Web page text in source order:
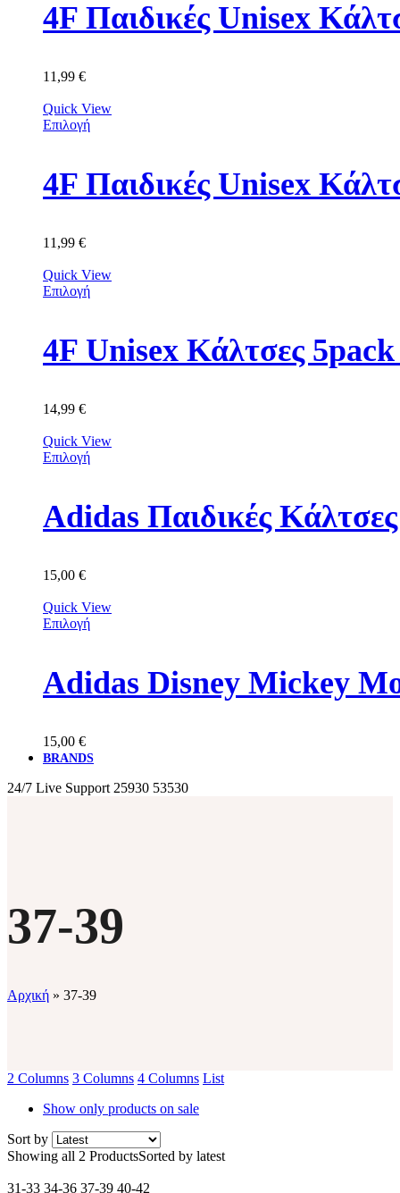
11,99 €
Quick View
Επιλογή
4F Παιδικές Unisex
11,99 €
Quick View
Επιλογή
4F Unisex Κάλτσες
14,99 €
Quick View
Επιλογή
Adidas Παιδικές
15,00 €
Quick View
Επιλογή
Adidas Disney Mickey
15,00 €
BRANDS
24/7 Live Support 25930 53530
37-39
Αρχική » 37-39
2 Columns 3 Columns 4 Columns List
Show only products on sale
Sort by
Showing all 2 ProductsSorted by latest
31-33 34-36 37-39 40-42